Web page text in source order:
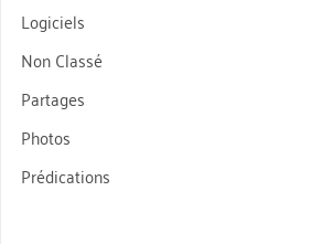
Logiciels
Non Classé
Partages
Photos
Prédications